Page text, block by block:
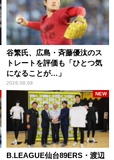
谷繁氏、広島・斉藤優汰のス
トレートを評価も「ひとつ気
になることが…」
2026.08.08
B.LEAGUE仙台89ERS・渡辺
NEW